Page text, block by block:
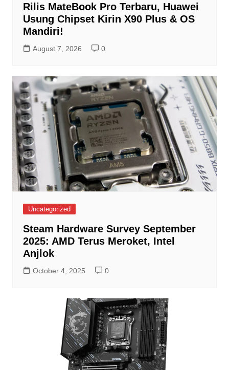
Rilis MateBook Pro Terbaru, Huawei
Usung Chipset Kirin X90 Plus & OS
Mandiri!
August 7, 2026 0
Uncategorized
Steam Hardware Survey September
2025: AMD Terus Meroket, Intel
Anjlok
October 4, 2025 0